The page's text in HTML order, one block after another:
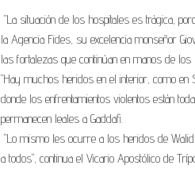
"La situación de los hospitales es trágica,
la Agencia Fides, su excelencia monseñor
las fortalezas que continúan en manos de los
"Hay muchos heridos en el interior, como
donde los enfrentamientos violentos están
permanecen leales a Gaddafi.
"Lo mismo les ocurre a los heridos de
a todos", continua el Vicario Apostólico de